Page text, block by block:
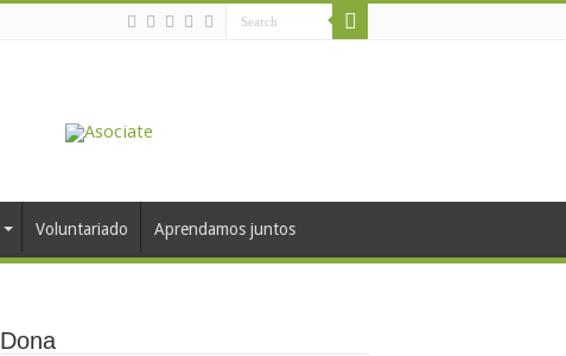
Voluntariado Aprendamos juntos
Dona